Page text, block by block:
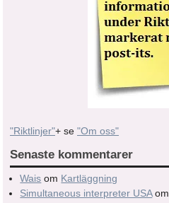
"Riktlinjer"+ se "Om oss"
Senaste kommentarer
Wais om Kartläggning
Simultaneous interpreter USAom